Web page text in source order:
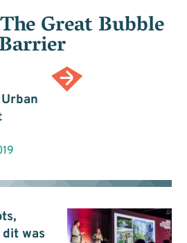
The Great Bubble
Barrier
dit was